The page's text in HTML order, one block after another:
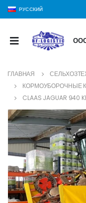
РУССКИЙ
ГЛАВНАЯ
КОРМОУБОРОЧНЫЕ
CLAAS JAGUAR 940